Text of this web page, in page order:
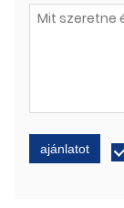
ajánlatot